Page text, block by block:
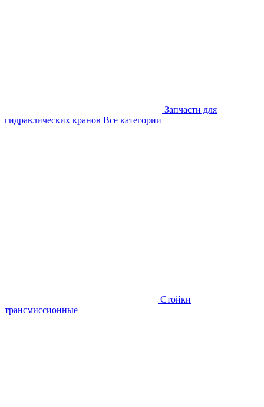
Запчасти для
гидравлических кранов Все категории
Стойки
трансмиссионные